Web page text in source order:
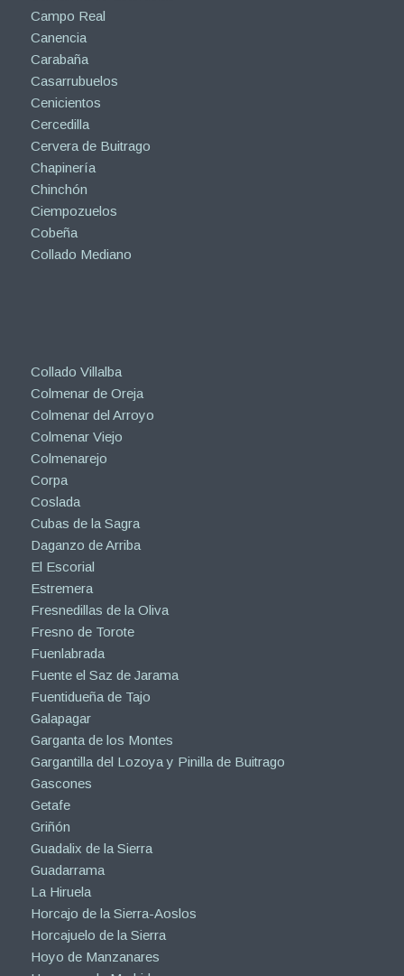
Campo Real
Canencia
Carabaña
Casarrubuelos
Cenicientos
Cercedilla
Cervera de Buitrago
Chapinería
Chinchón
Ciempozuelos
Cobeña
Collado Mediano
Collado Villalba
Colmenar de Oreja
Colmenar del Arroyo
Colmenar Viejo
Colmenarejo
Corpa
Coslada
Cubas de la Sagra
Daganzo de Arriba
El Escorial
Estremera
Fresnedillas de la Oliva
Fresno de Torote
Fuenlabrada
Fuente el Saz de Jarama
Fuentidueña de Tajo
Galapagar
Garganta de los Montes
Gargantilla del Lozoya y Pinilla de Buitrago
Gascones
Getafe
Griñón
Guadalix de la Sierra
Guadarrama
La Hiruela
Horcajo de la Sierra-Aoslos
Horcajuelo de la Sierra
Hoyo de Manzanares